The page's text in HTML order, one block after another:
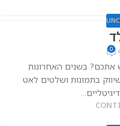
0
אתכם? בשנים האחרונות
בתמונות ושלטים לאט